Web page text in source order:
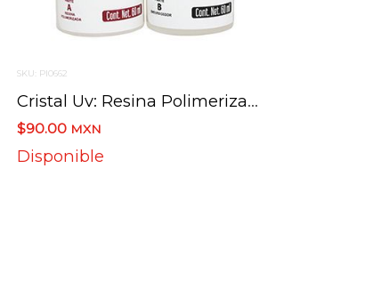
SKU: PI0662
Cristal Uv: Resina Polimerizada Y Endurecedor 2 Pasos 60 Ml
$90.00 MXN
Disponible